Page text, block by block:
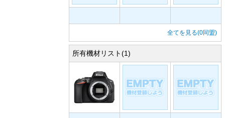
全てを見る(0同盟)
所有機材リスト(1)